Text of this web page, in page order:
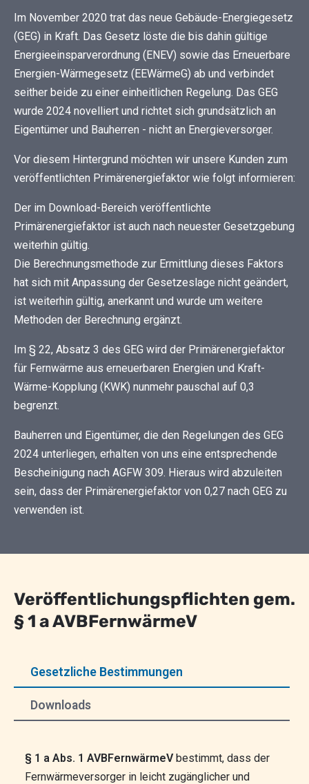
Im November 2020 trat das neue Gebäude-Energiegesetz
(GEG) in Kraft. Das Gesetz löste die bis dahin gültige
Energieeinsparverordnung (ENEV) sowie das Erneuerbare
Energien-Wärmegesetz (EEWärmeG) ab und verbindet
seither beide zu einer einheitlichen Regelung. Das GEG
wurde 2024 novelliert und richtet sich grundsätzlich an
Eigentümer und Bauherren - nicht an Energieversorger.
Vor diesem Hintergrund möchten wir unsere Kunden zum
veröffentlichten Primärenergiefaktor wie folgt informieren:
Der im Download-Bereich veröffentlichte
Primärenergiefaktor ist auch nach neuester Gesetzgebung
weiterhin gültig.
Die Berechnungsmethode zur Ermittlung dieses Faktors
hat sich mit Anpassung der Gesetzeslage nicht geändert,
ist weiterhin gültig, anerkannt und wurde um weitere
Methoden der Berechnung ergänzt.
Im § 22, Absatz 3 des GEG wird der Primärenergiefaktor
für Fernwärme aus erneuerbaren Energien und Kraft-
Wärme-Kopplung (KWK) nunmehr pauschal auf 0,3
begrenzt.
Bauherren und Eigentümer, die den Regelungen des GEG
2024 unterliegen, erhalten von uns eine entsprechende
Bescheinigung nach AGFW 309. Hieraus wird abzuleiten
sein, dass der Primärenergiefaktor von 0,27 nach GEG zu
verwenden ist.
Veröffentlichungspflichten gem.
§ 1 a AVBFernwärmeV
Gesetzliche Bestimmungen
Downloads
§ 1 a Abs. 1 AVBFernwärmeVbestimmt, dass der
Fernwärmeversorger in leicht zugänglicher und